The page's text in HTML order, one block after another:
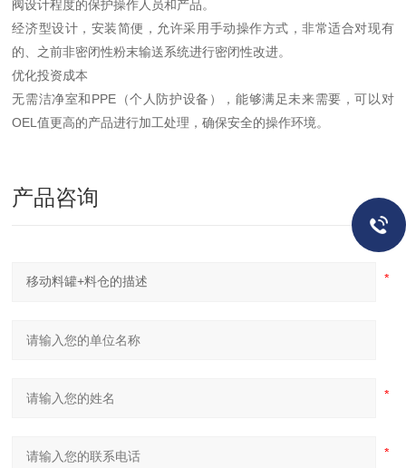
阀设计程度的保护操作人员和产品。
经济型设计，安装简便，允许采用手动操作方式，非常适合对现有
的、之前非密闭性粉末输送系统进行密闭性改进。
优化投资成本
无需洁净室和PPE（个人防护设备），能够满足未来需要，可以对
OEL值更高的产品进行加工处理，确保安全的操作环境。
产品咨询